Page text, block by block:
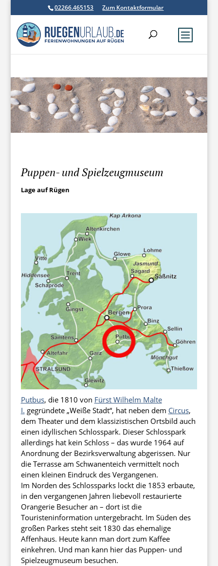
02266.465153 Zum Kontaktformular
Puppen- und Spielzeugmuseum
Lage auf Rügen
Putbus, die 1810 von Fürst Wilhelm Malte
I. gegründete „Weiße Stadt“, hat neben dem Circus,
dem Theater und dem klassizistischen Ortsbild auch
einen idyllischen Schlosspark. Dieser Schlosspark
allerdings hat kein Schloss – das wurde 1964 auf
Anordnung der Bezirksverwaltung abgerissen. Nur
die Terrasse am Schwanenteich vermittelt noch
einen kleinen Eindruck des Vergangenen.
Im Norden des Schlossparks lockt die 1853 erbaute,
in den vergangenen Jahren liebevoll restaurierte
Orangerie Besucher an – dort ist die
Touristeninformation untergebracht. Im Süden des
großen Parkes steht seit 1830 das ehemalige
Affenhaus. Heute kann man dort zum Kaffee
einkehren. Und man kann hier das Puppen- und
Spielzeugmuseum besuchen.